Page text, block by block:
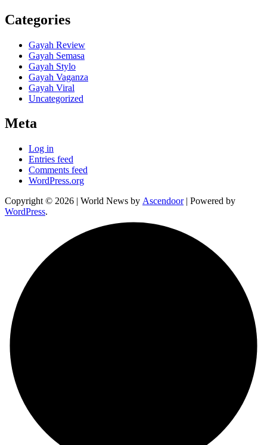
Categories
Gayah Review
Gayah Semasa
Gayah Stylo
Gayah Vaganza
Gayah Viral
Uncategorized
Meta
Log in
Entries feed
Comments feed
WordPress.org
Copyright © 2026 | World News by Ascendoor| Powered by
WordPress.